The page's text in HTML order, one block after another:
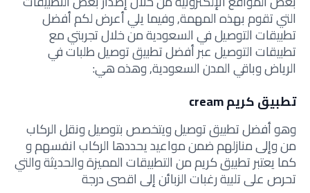
التي تقوم بهذه المهمة, وفيما يلي أعرض لكم أفضل
تطبيقات التوصيل في السعودية من خلال تجربتي مع
تطبيقات التوصيل عبر أفضل تطبيق توصيل طلبات في
الرياض وباقي المدن السعودية, وهذه هي:
تطبيق كريم cream
وهو أفضل تطبيق توصيل ويتخصص بتوصيل ونقل الركاب
من وإلى منازلهم ضمن مواعيد يحددها الركاب انفسهم و
كما يعتبر تطبيق كريم من التطبيقات المميزة والحديثة والتي
تحرص على تلبية رغبات الزبائن إلى اقصى درجة